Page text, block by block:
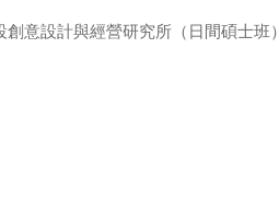
意設計與經營研究所（日間碩士班）